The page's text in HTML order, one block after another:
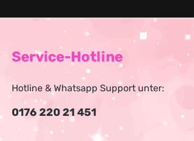
Service-Hotline
Hotline & Whatsapp Support unter:
0176 220 21 451